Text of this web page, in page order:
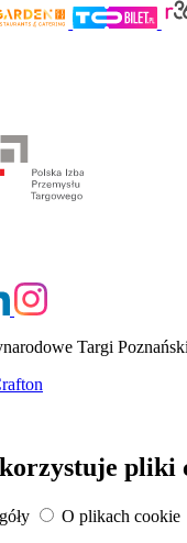
Targi
pliki
O plikach cookie